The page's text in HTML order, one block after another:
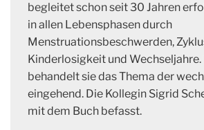
begleitet schon seit 30 Jahren
in allen Lebensphasen durch
Menstruationsbeschwerden,
Kinderlosigkeit und Wechseljahre.
behandelt sie das Thema der
eingehend. Die Kollegin Sigrid
mit dem Buch befasst.